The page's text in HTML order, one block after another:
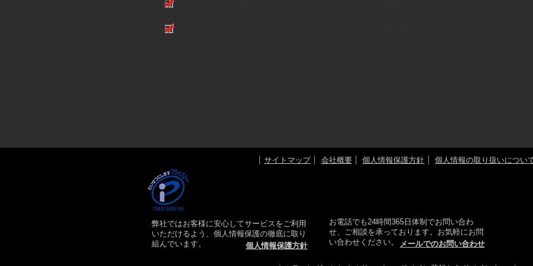
サイトマップ 会社概要 個人情報保護方針 個人情報の取り扱いについ
弊社ではお客様に安心してサービスをご利用
いただけるよう、個人情報保護の徹底に取り
組んでいます。
個人情報保護方針
お電話でも24時間365日体制でお問い合わ
せ、ご相談を承っております。お気軽にお問
い合わせください。
メールでのお問い合わせ